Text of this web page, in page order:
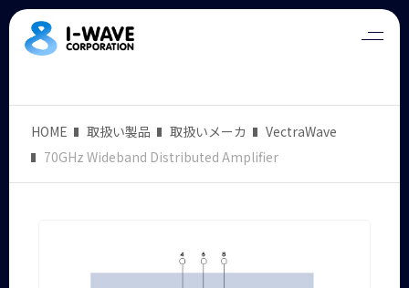
HOME 取扱い製品 取扱いメーカ
VectraWave
70GHz Wideband Distributed Amplifier